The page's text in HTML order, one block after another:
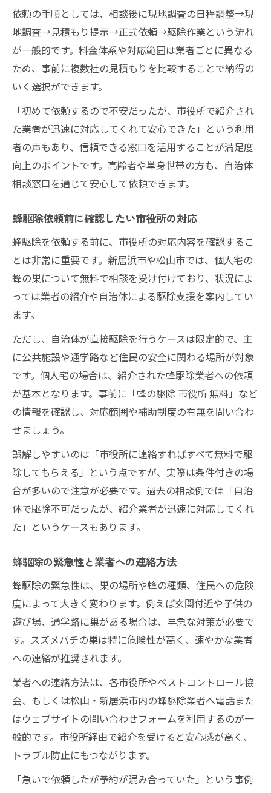
依頼の手順としては、相談後に現地調査の日程調整→現
地調査→見積もり提示→正式依頼→駆除作業という流れ
が一般的です。料金体系や対応範囲は業者ごとに異なる
ため、事前に複数社の見積もりを比較することで納得の
いく選択ができます。
「初めて依頼するので不安だったが、市役所で紹介され
た業者が迅速に対応してくれて安心できた」という利用
者の声もあり、信頼できる窓口を活用することが満足度
向上のポイントです。高齢者や単身世帯の方も、自治体
相談窓口を通じて安心して依頼できます。
蜂駆除依頼前に確認したい市役所の対応
蜂駆除を依頼する前に、市役所の対応内容を確認するこ
とは非常に重要です。新居浜市や松山市では、個人宅の
蜂の巣について無料で相談を受け付けており、状況によ
っては業者の紹介や自治体による駆除支援を案内してい
ます。
ただし、自治体が直接駆除を行うケースは限定的で、主
に公共施設や通学路など住民の安全に関わる場所が対象
です。個人宅の場合は、紹介された蜂駆除業者への依頼
が基本となります。事前に「蜂の駆除 市役所 無料」など
の情報を確認し、対応範囲や補助制度の有無を問い合わ
せましょう。
誤解しやすいのは「市役所に連絡すればすべて無料で駆
除してもらえる」という点ですが、実際は条件付きの場
合が多いので注意が必要です。過去の相談例では「自治
体で駆除不可だったが、紹介業者が迅速に対応してくれ
た」というケースもあります。
蜂駆除の緊急性と業者への連絡方法
蜂駆除の緊急性は、巣の場所や蜂の種類、住民への危険
度によって大きく変わります。例えば玄関付近や子供の
遊び場、通学路に巣がある場合は、早急な対策が必要で
す。スズメバチの巣は特に危険性が高く、速やかな業者
への連絡が推奨されます。
業者への連絡方法は、各市役所やペストコントロール協
会、もしくは松山・新居浜市内の蜂駆除業者へ電話また
はウェブサイトの問い合わせフォームを利用するのが一
般的です。市役所経由で紹介を受けると安心感が高く、
トラブル防止にもつながります。
「急いで依頼したが予約が混み合っていた」という事例